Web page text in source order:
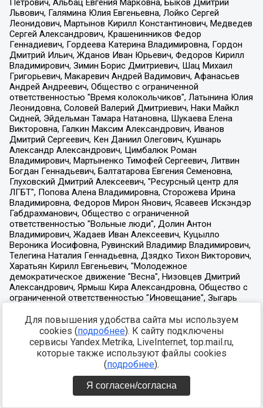
Для повышения удобства сайта мы используем
cookies (подробнее). К сайту подключены
сервисы Yandex.Metrika, LiveInternet, top.mail.ru,
которые также используют файлы cookies
(подробнее).
Я согласен/согласна